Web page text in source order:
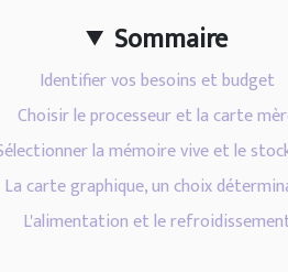
Sommaire
Identifier vos besoins et budget
Choisir le processeur et la carte
la mémoire vive et le
La carte graphique, un choix
L'alimentation et le